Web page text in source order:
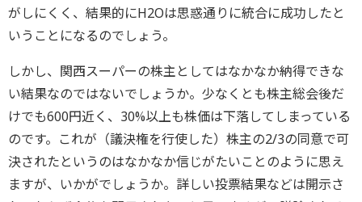
がしにくく、結果的にH2Oは思惑通りに統合に成功したと
いうことになるのでしょう。
しかし、関西スーパーの株主としてはなかなか納得できな
い結果なのではないでしょうか。少なくとも株主総会後だ
けでも600円近く、30%以上も株価は下落してしまっている
のです。これが（議決権を行使した）株主の2/3の同意で可
決されたというのはなかなか信じがたいことのように思え
ますが、いかがでしょうか。詳しい投票結果などは開示さ